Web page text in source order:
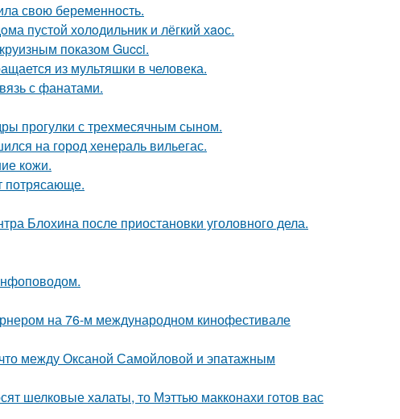
свою беременность.
пустой холoдильник и лёгкий хaoс.
показом Gucci.
из мультяшки в человека.
с фанатами.
прогулки с трехмесячным сыном.
на город хенераль вильегас.
кожи.
потрясающе.
Блохина после приостановки уголовного дела.
на 76-м международном кинофестивале
между Оксаной Самойловой и эпатажным
шелковые халаты, то Мэттью макконахи готов вас